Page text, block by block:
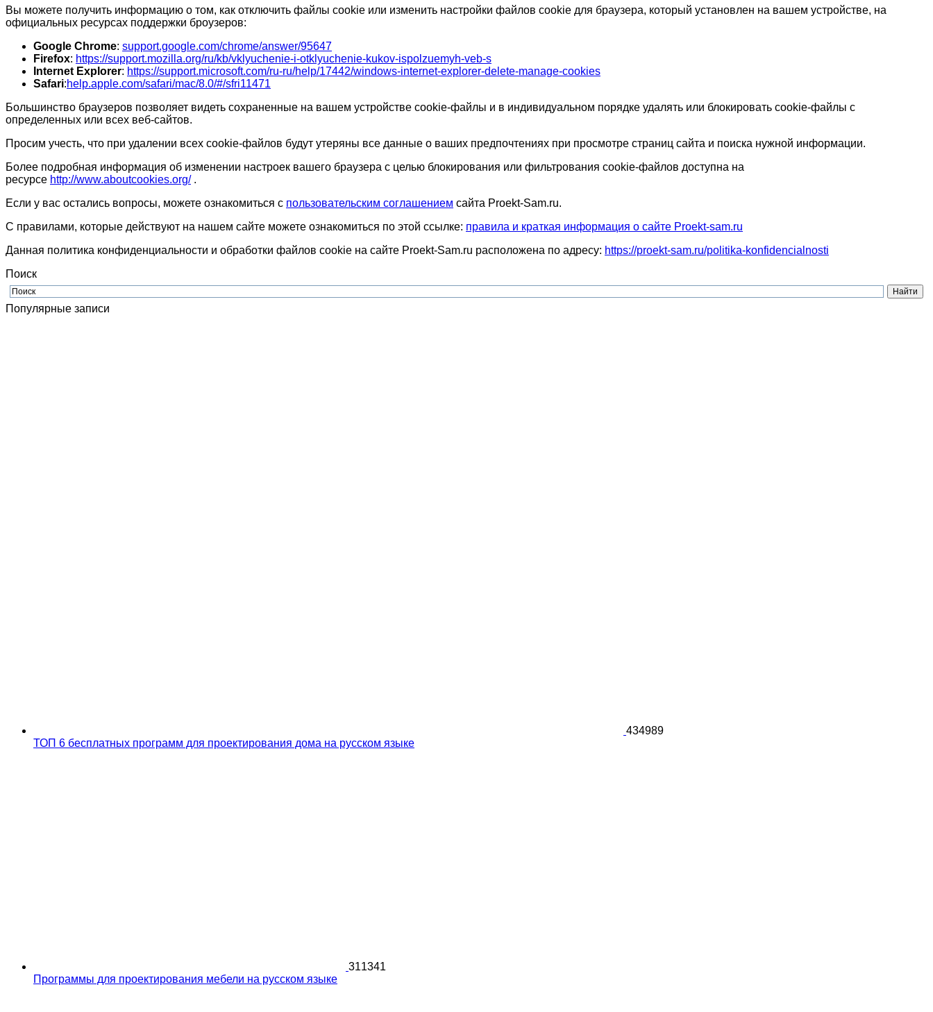
Вы можете получить информацию о том, как отключить файлы cookie или изменить настройки файлов cookie для браузера, который установлен на вашем устройстве, на
официальных ресурсах поддержки броузеров:
Google Chrome: support.google.com/chrome/answer/95647
Firefox: https://support.mozilla.org/ru/kb/vklyuchenie-i-otklyuchenie-kukov-ispolzuemyh-veb-s
Internet Explorer: https://support.microsoft.com/ru-ru/help/17442/windows-internet-explorer-delete-manage-cookies
Safari:help.apple.com/safari/mac/8.0/#/sfri11471
Большинство браузеров позволяет видеть сохраненные на вашем устройстве cookie-файлы и в индивидуальном порядке удалять или блокировать cookie-файлы с
определенных или всех веб-сайтов.
Просим учесть, что при удалении всех cookie-файлов будут утеряны все данные о ваших предпочтениях при просмотре страниц сайта и поиска нужной информации.
Более подробная информация об изменении настроек вашего браузера с целью блокирования или фильтрования cookie-файлов доступна на
ресурсе http://www.aboutcookies.org/.
Если у вас остались вопросы, можете ознакомиться с пользовательским соглашением сайта Proekt-Sam.ru.
С правилами, которые действуют на нашем сайте можете ознакомиться по этой ссылке: правила и краткая информация о сайте Proekt-sam.ru
Данная политика конфиденциальности и обработки файлов cookie на сайте Proekt-Sam.ru расположена по адресу: https://proekt-sam.ru/politika-konfidencialnosti
Поиск
Популярные записи
434989
ТОП 6 бесплатных программ для проектирования дома на русском языке
311341
Программы для проектирования мебели на русском языке